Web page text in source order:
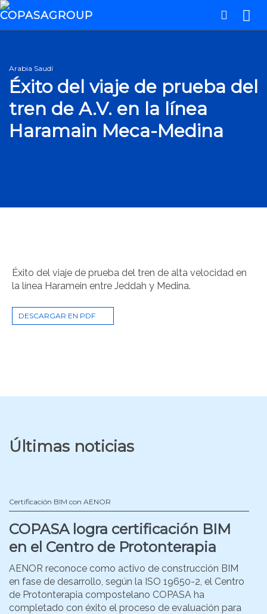
Arabia Saudí
Éxito del viaje de prueba del
tren de A.V. en la línea
Haramain Meca-Medina
Éxito del viaje de prueba del tren de alta velocidad en
la línea Haramein entre Jeddah y Medina.
DESCARGAR EN PDF
Últimas noticias
Certificación BIM con AENOR
COPASA logra certificación BIM
en el Centro de Protonterapia
AENOR reconoce como activo de construcción BIM
en fase de desarrollo, según la ISO 19650-2, el Centro
de Protonterapia compostelano COPASA ha
completado con éxito el proceso de evaluación para